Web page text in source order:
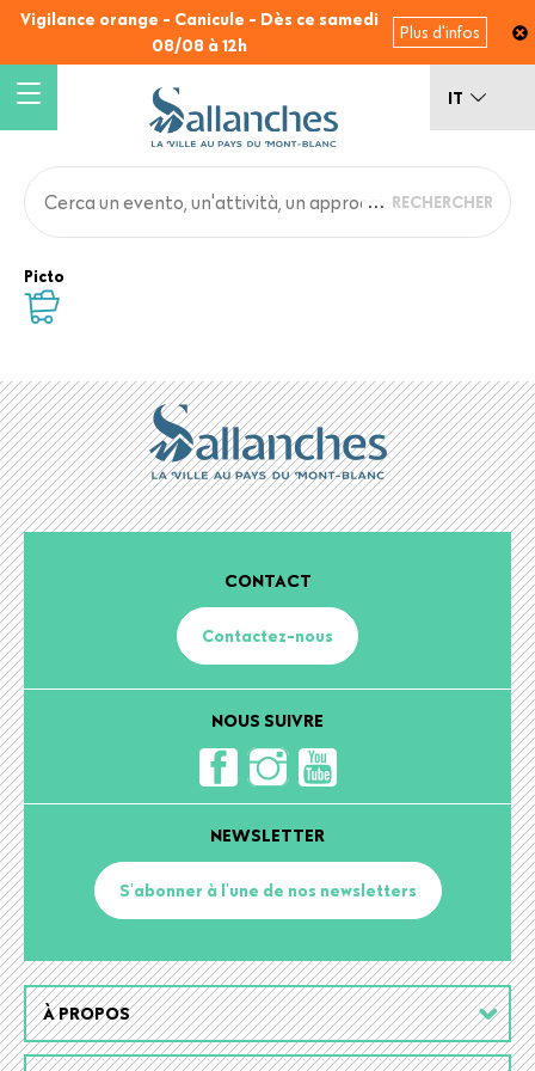
Salta
contenuto
principale
Vigilance orange - Canicule - Dès ce samedi
08/08 à 12h
Plus d'infos
IT
Main
navigation
Back
to
top
Picto
CONTACT
Contactez-nous
NOUS SUIVRE
NEWSLETTER
S'abonner à l'une de nos newsletters
Footer
menu
À PROPOS